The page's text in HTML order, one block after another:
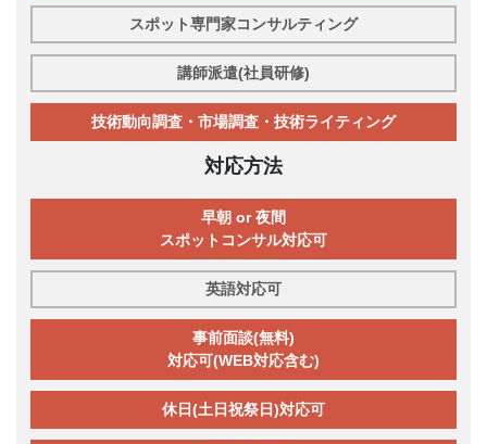
スポット専門家コンサルティング
講師派遣(社員研修)
技術動向調査・市場調査・技術ライティング
対応方法
早朝 or 夜間
スポットコンサル対応可
英語対応可
事前面談(無料)
対応可(WEB対応含む)
休日(土日祝祭日)対応可